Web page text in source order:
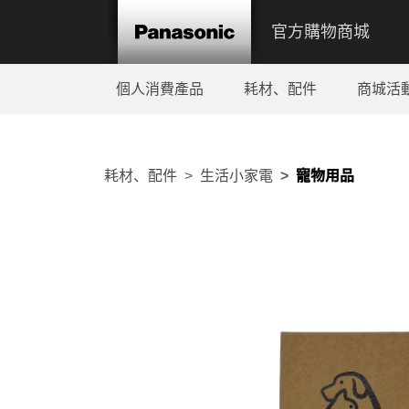
官方購物商城
個人消費產品 耗材、配件 商城活
耗材、配件 生活小家電 寵物用品